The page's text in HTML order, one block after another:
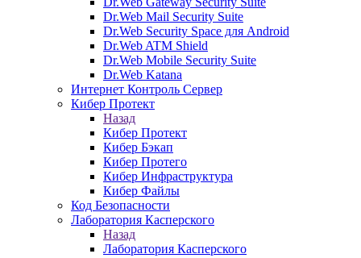
Dr.Web Mail Security Suite
Dr.Web Security Space для Android
Dr.Web ATM Shield
Dr.Web Mobile Security Suite
Dr.Web Katana
Интернет Контроль Сервер
Кибер Протект
Назад
Кибер Протект
Кибер Бэкап
Кибер Протего
Кибер Инфраструктура
Кибер Файлы
Код Безопасности
Лаборатория Касперского
Назад
Лаборатория Касперского